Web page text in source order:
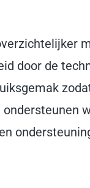
door de